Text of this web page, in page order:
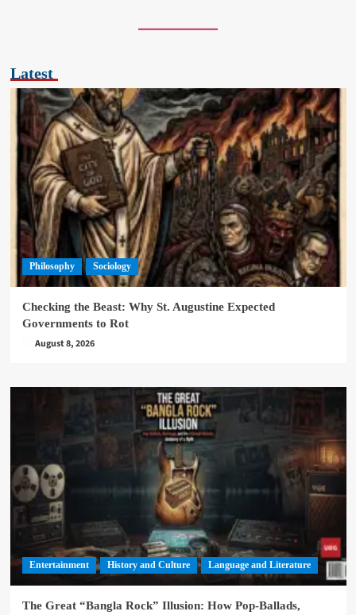
Latest
Philosophy Sociology
Checking the Beast: Why St. Augustine Expected
Governments to Rot
August 8, 2026
Entertainment History and Culture Language and Literature
The Great “Bangla Rock” Illusion: How Pop-Ballads,